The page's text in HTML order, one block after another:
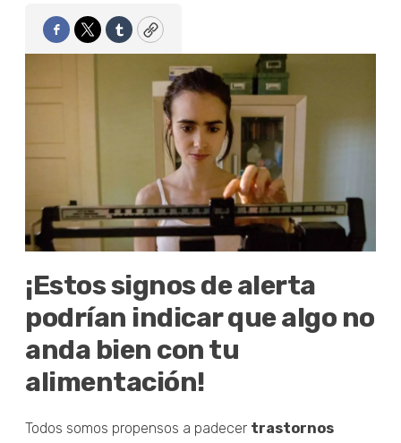
Facebook
TwitterTumblrCopy
¡Estos signos de alerta
podrían indicar que algo no
anda bien con tu
alimentación!
Todos somos propensos a padecer trastornos